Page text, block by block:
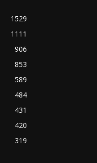
1529
1111
906
853
589
484
431
420
319